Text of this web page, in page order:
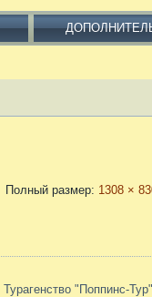
Полный размер: 1308 ×
Турагенство "Поппинс-Тур"